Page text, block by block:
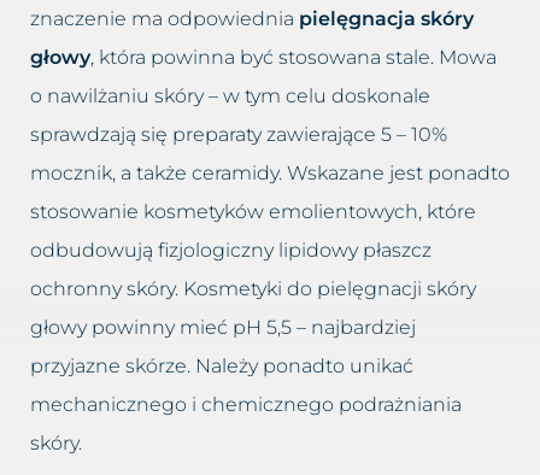
znaczenie ma odpowiednia pielęgnacja skóry
głowy, która powinna być stosowana stale. Mowa
o nawilżaniu skóry – w tym celu doskonale
sprawdzają się preparaty zawierające 5 – 10%
mocznik, a także ceramidy. Wskazane jest ponadto
stosowanie kosmetyków emolientowych, które
odbudowują fizjologiczny lipidowy płaszcz
ochronny skóry. Kosmetyki do pielęgnacji skóry
głowy powinny mieć pH 5,5 – najbardziej
przyjazne skórze. Należy ponadto unikać
mechanicznego i chemicznego podrażniania
skóry.